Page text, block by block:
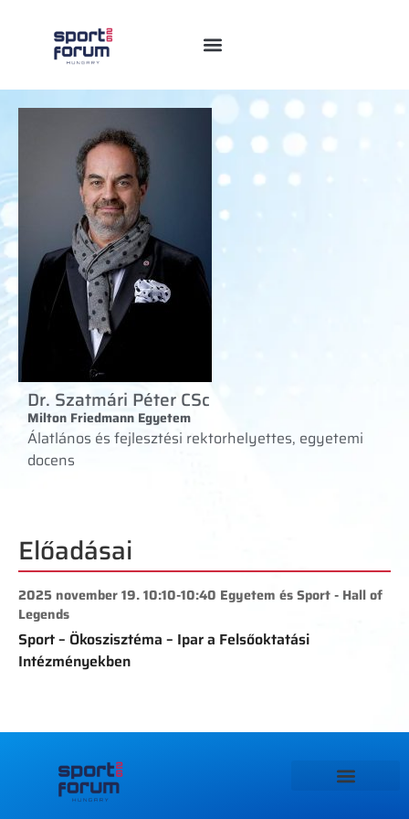
Dr. Szatmári Péter CSc
Milton Friedmann Egyetem
Álatlános és fejlesztési rektorhelyettes, egyetemi
docens
Előadásai
2025 november 19. 10:10-10:40 Egyetem és Sport - Hall of
Legends
Sport – Ökoszisztéma – Ipar a Felsőoktatási
Intézményekben